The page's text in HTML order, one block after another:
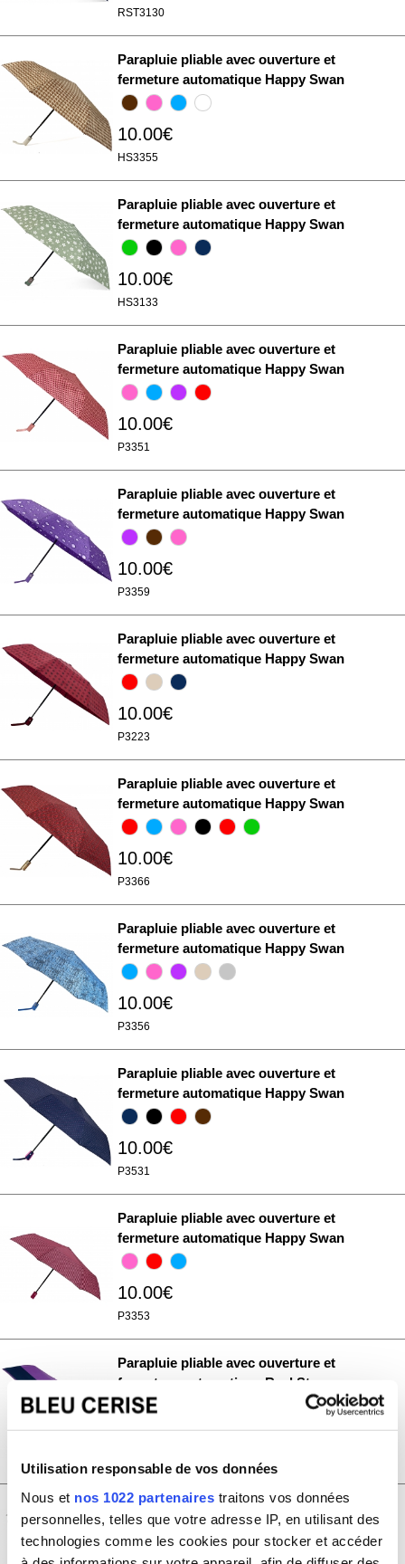
Utilisation responsable de vos données
Nous et nos 1022 partenaires traitons vos données
personnelles, telles que votre adresse IP, en utilisant des
technologies comme les cookies pour stocker et accéder
RST3130
Parapluie pliable avec ouverture et
fermeture automatique Happy Swan
10.00€
HS3355
Parapluie pliable avec ouverture et
fermeture automatique Happy Swan
10.00€
HS3133
Parapluie pliable avec ouverture et
fermeture automatique Happy Swan
10.00€
P3351
Parapluie pliable avec ouverture et
fermeture automatique Happy Swan
10.00€
P3359
Parapluie pliable avec ouverture et
fermeture automatique Happy Swan
10.00€
P3223
Parapluie pliable avec ouverture et
fermeture automatique Happy Swan
10.00€
P3366
Parapluie pliable avec ouverture et
fermeture automatique Happy Swan
10.00€
P3356
Parapluie pliable avec ouverture et
fermeture automatique Happy Swan
10.00€
P3531
Parapluie pliable avec ouverture et
fermeture automatique Happy Swan
10.00€
P3353
Parapluie pliable avec ouverture et
fermeture automatique Real Star
10.00€
PHS3667
Parapluie pliable avec ouverture et
fermeture automatique Happy Swan